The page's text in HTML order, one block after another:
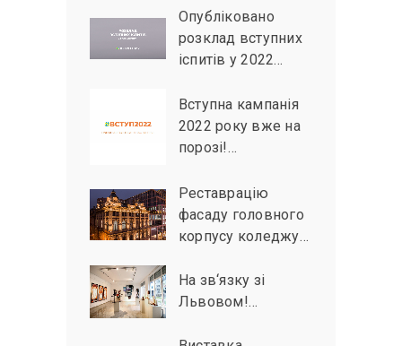
Опубліковано
розклад вступних
іспитів у 2022…
Вступна кампанія
2022 року вже на
порозі!…
Реставрацію
фасаду головного
корпусу коледжу…
На зв‘язку зі
Львовом!…